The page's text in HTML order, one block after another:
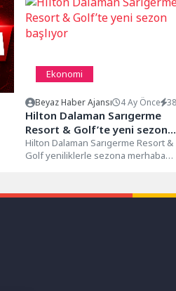
Ekonomi
Beyaz Haber Ajansı 4 Ay Önce 38
Hilton Dalaman Sarıgerme
Resort & Golf’te yeni sezon
başlıyor
Hilton Dalaman Sarıgerme Resort &
Golf yeniliklerle sezona merhaba